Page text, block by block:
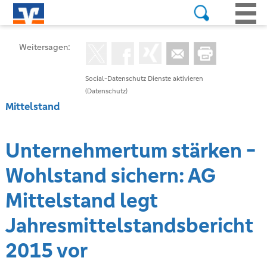
Social-Datenschutz Dienste aktivieren
(Datenschutz)
Weitersagen:
Mittelstand
Unternehmertum stärken -
Wohlstand sichern: AG
Mittelstand legt
Jahresmittelstandsbericht
2015 vor